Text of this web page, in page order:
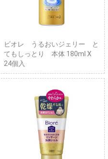
ビオレ うるおいジェリー と
てもしっとり 本体 180ml X
24個入